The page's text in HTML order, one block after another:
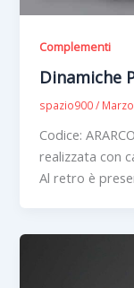
Complementi
Dinamiche
spazio900/
Codice:
realizzata con
Al retro è